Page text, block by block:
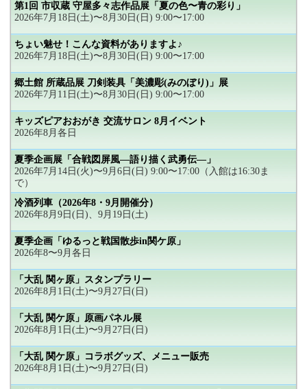
第1回 市収蔵 守屋多々志作品展「夏の色〜青の彩り」
2026年7月18日(土)〜8月30日(日) 9:00〜17:00
ちょい魅せ！こんな資料がありますよ♪
2026年7月18日(土)〜8月30日(日) 9:00〜17:00
郷土館 所蔵品展 刀剣装具「美濃彫(みのぼり)」展
2026年7月11日(土)〜8月30日(日) 9:00〜17:00
キッズピアおおがき 交流サロン 8月イベント
2026年8月各日
夏季企画展「合戦図屏風―語り描く武勇伝―」
2026年7月14日(火)〜9月6日(日) 9:00〜17:00（入館は16:30ま
で）
冷酒列車（2026年8・9月開催分）
2026年8月9日(日)、9月19日(土)
夏季企画「ゆるっと戦国散歩in関ケ原」
2026年8〜9月各日
「大乱 関ヶ原」スタンプラリー
2026年8月1日(土)〜9月27日(日)
「大乱 関ケ原」原画パネル展
2026年8月1日(土)〜9月27日(日)
「大乱 関ケ原」コラボグッズ、メニュー販売
2026年8月1日(土)〜9月27日(日)